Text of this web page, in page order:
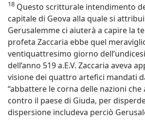
18 Questo scritturale intendimento
capitale di Geova alla quale si
Gerusalemme ci aiuterà a capire la
profeta Zaccaria ebbe quel
ventiquattresimo giorno
dell’anno 519 a.E.V. Zaccaria aveva
visione dei quattro artefici mandati
“abbattere le corna delle nazioni
contro il paese di Giuda, per
dispersione includeva perciò